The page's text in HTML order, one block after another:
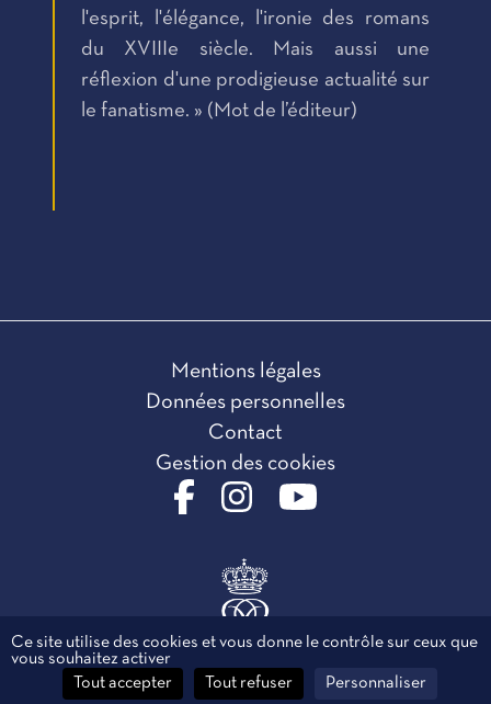
l'esprit, l'élégance, l'ironie des romans
du XVIIIe siècle. Mais aussi une
réflexion d'une prodigieuse actualité sur
le fanatisme. » (Mot de l’éditeur)
Mentions légales
Données personnelles
Contact
Gestion des cookies
Ce site utilise des cookies et vous donne le contrôle sur ceux que
vous souhaitez activer
Tout accepter
Tout refuser Personnaliser